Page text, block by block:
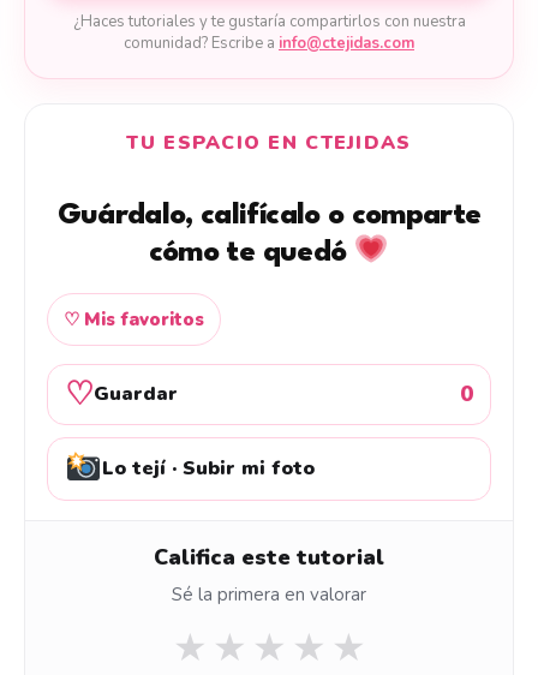
¿Haces tutoriales y te gustaría compartirlos con nuestra
comunidad? Escribe a info@ctejidas.com
TU ESPACIO EN CTEJIDAS
Guárdalo, califícalo o comparte
cómo te quedó
♡ Mis favoritos
♡Guardar 0
Lo tejí · Subir mi foto
Califica este tutorial
Sé la primera en valorar
★ ★ ★ ★ ★